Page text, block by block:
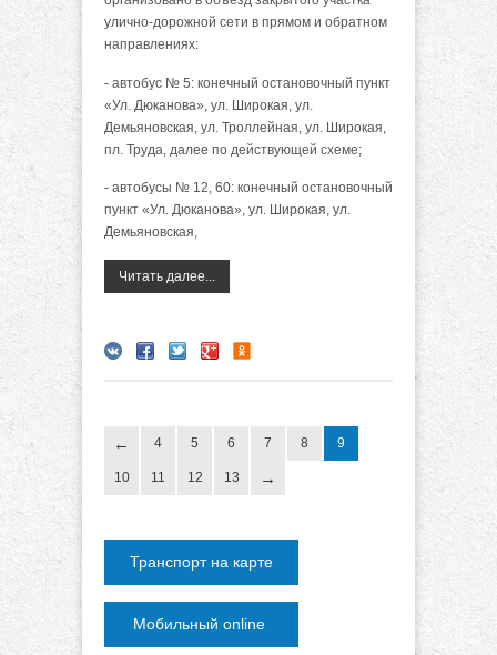
улично-дорожной сети в прямом и обратном
направлениях:
- автобус № 5: конечный остановочный пункт
«Ул. Дюканова», ул. Широкая, ул.
Демьяновская, ул. Троллейная, ул. Широкая,
пл. Труда, далее по действующей схеме;
- автобусы № 12, 60: конечный остановочный
пункт «Ул. Дюканова», ул. Широкая, ул.
Демьяновская,
Читать далее...
4 5 6 7 8 9
10 11 12 13
Транспорт на карте
Мобильный online